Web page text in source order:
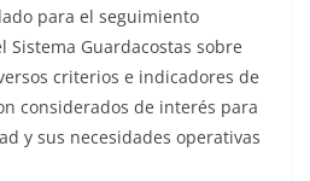
para el seguimiento
Guardacostas sobre
criterios e indicadores de
considerados de interés para
y sus necesidades operativas